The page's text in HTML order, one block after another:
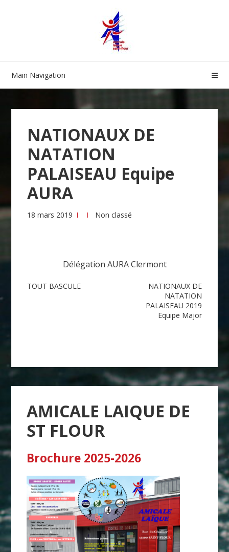
Main Navigation
NATIONAUX DE
NATATION
PALAISEAU Equipe
AURA
18 mars 2019 Non classé
Délégation AURA Clermont
Navigation
TOUT BASCULE
NATIONAUX DE
NATATION
PALAISEAU 2019
Equipe Major
AMICALE LAIQUE DE
ST FLOUR
Brochure 2025-2026